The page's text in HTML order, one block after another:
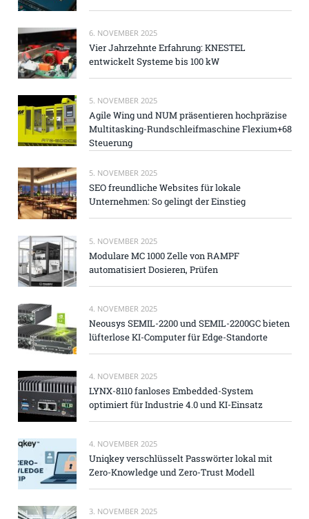
6. NOVEMBER 2025
Vier Jahrzehnte Erfahrung: KNESTEL
entwickelt Systeme bis 100 kW
5. NOVEMBER 2025
Agile Wing und NUM präsentieren hochpräzise
Multitasking-Rundschleifmaschine Flexium+68
Steuerung
5. NOVEMBER 2025
SEO freundliche Websites für lokale
Unternehmen: So gelingt der Einstieg
5. NOVEMBER 2025
Modulare MC 1000 Zelle von RAMPF
automatisiert Dosieren, Prüfen
4. NOVEMBER 2025
Neousys SEMIL-2200 und SEMIL-2200GC bieten
lüfterlose KI-Computer für Edge-Standorte
4. NOVEMBER 2025
LYNX-8110 fanloses Embedded-System
optimiert für Industrie 4.0 und KI-Einsatz
4. NOVEMBER 2025
Uniqkey verschlüsselt Passwörter lokal mit
Zero-Knowledge und Zero-Trust Modell
3. NOVEMBER 2025